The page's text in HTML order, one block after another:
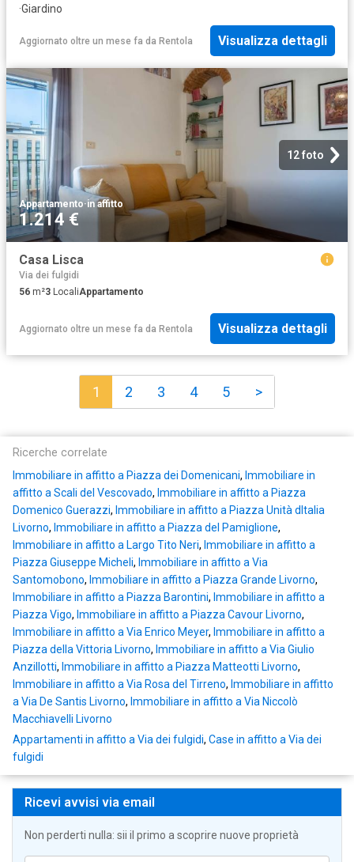
·Giardino
Aggiornato oltre un mese fa da Rentola Visualizza dettagli
12 foto
Appartamento·in affitto
1.214 €
Casa Lisca
Via dei fulgidi
56 m²3 LocaliAppartamento
Aggiornato oltre un mese fa da Rentola Visualizza dettagli
1 2 3 4 5 >
Ricerche correlate
Immobiliare in affitto a Piazza dei Domenicani, Immobiliare in
affitto a Scali del Vescovado, Immobiliare in affitto a Piazza
Domenico Guerazzi, Immobiliare in affitto a Piazza Unità dItalia
Livorno, Immobiliare in affitto a Piazza del Pamiglione,
Immobiliare in affitto a Largo Tito Neri, Immobiliare in affitto a
Piazza Giuseppe Micheli, Immobiliare in affitto a Via
Santomobono, Immobiliare in affitto a Piazza Grande Livorno,
Immobiliare in affitto a Piazza Barontini, Immobiliare in affitto a
Piazza Vigo, Immobiliare in affitto a Piazza Cavour Livorno,
Immobiliare in affitto a Via Enrico Meyer, Immobiliare in affitto a
Piazza della Vittoria Livorno, Immobiliare in affitto a Via Giulio
Anzillotti, Immobiliare in affitto a Piazza Matteotti Livorno,
Immobiliare in affitto a Via Rosa del Tirreno, Immobiliare in affitto
a Via De Santis Livorno, Immobiliare in affitto a Via Niccolò
Macchiavelli Livorno
Appartamenti in affitto a Via dei fulgidi, Case in affitto a Via dei
fulgidi
Ricevi avvisi via email
Non perderti nulla: sii il primo a scoprire nuove proprietà